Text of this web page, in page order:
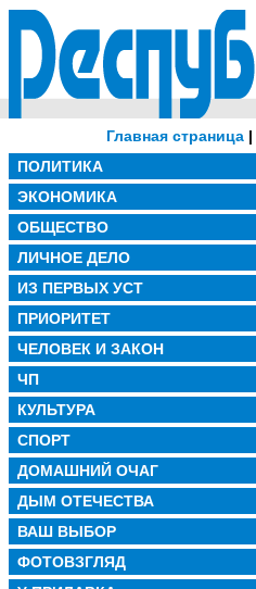
Главная страница |
ПОЛИТИКА
ЭКОНОМИКА
ОБЩЕСТВО
ЛИЧНОЕ ДЕЛО
ИЗ ПЕРВЫХ УСТ
ПРИОРИТЕТ
ЧЕЛОВЕК И ЗАКОН
ЧП
КУЛЬТУРА
СПОРТ
ДОМАШНИЙ ОЧАГ
ДЫМ ОТЕЧЕСТВА
ВАШ ВЫБОР
ФОТОВЗГЛЯД